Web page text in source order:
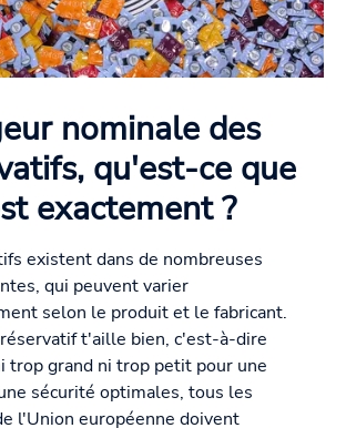
nominale des
qu'est-ce que
exactement ?
existent dans de nombreuses
qui peuvent varier
selon le produit et le fabricant.
t'aille bien, c'est-à-dire
trop grand ni trop petit pour une
sécurité optimales, tous les
l'Union européenne doivent